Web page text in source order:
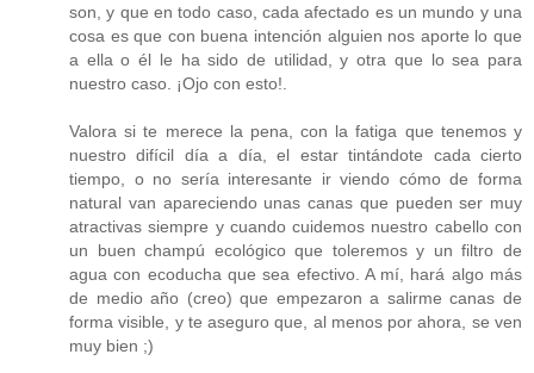
son, y que en todo caso, cada afectado es un mundo y una
cosa es que con buena intención alguien nos aporte lo que
a ella o él le ha sido de utilidad, y otra que lo sea para
nuestro caso. ¡Ojo con esto!.
Valora si te merece la pena, con la fatiga que tenemos y
nuestro difícil día a día, el estar tintándote cada cierto
tiempo, o no sería interesante ir viendo cómo de forma
natural van apareciendo unas canas que pueden ser muy
atractivas siempre y cuando cuidemos nuestro cabello con
un buen champú ecológico que toleremos y un filtro de
agua con ecoducha que sea efectivo. A mí, hará algo más
de medio año (creo) que empezaron a salirme canas de
forma visible, y te aseguro que, al menos por ahora, se ven
muy bien ;)